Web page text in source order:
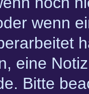
wenn
eine
Bitte